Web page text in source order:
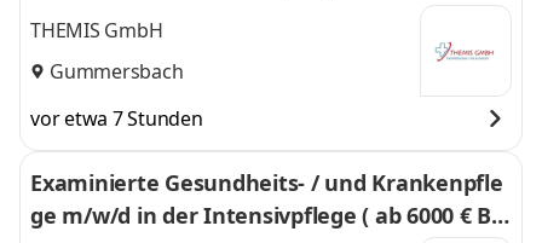
51647 Gummersbach
THEMIS GmbH
Gummersbach
vor etwa 7 Stunden
Examinierte Gesundheits- / und Krankenpfle
ge m/w/d in der Intensivpflege ( ab 6000 € Br